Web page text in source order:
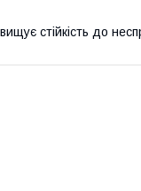
стійкість до